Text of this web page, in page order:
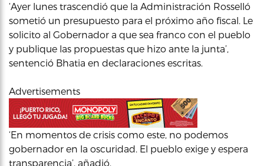
‘Ayer lunes trascendió que la Administración Rosselló
sometió un presupuesto para el próximo año fiscal. Le
solicito al Gobernador a que sea franco con el pueblo
y publique las propuestas que hizo ante la junta’,
sentenció Bhatia en declaraciones escritas.
Advertisements
‘En momentos de crisis como este, no podemos
gobernador en la oscuridad. El pueblo exige y espera
transparencia’, añadió.